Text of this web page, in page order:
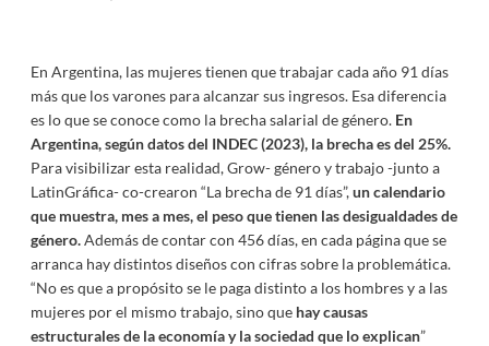
En Argentina, las mujeres tienen que trabajar cada año 91 días
más que los varones para alcanzar sus ingresos. Esa diferencia
es lo que se conoce como la brecha salarial de género. En
Argentina, según datos del INDEC (2023), la brecha es del 25%.
Para visibilizar esta realidad, Grow- género y trabajo -junto a
LatinGráfica- co-crearon “La brecha de 91 días”,un calendario
que muestra, mes a mes, el peso que tienen las desigualdades de
género.Además de contar con 456 días, en cada página que se
arranca hay distintos diseños con cifras sobre la problemática.
“No es que a propósito se le paga distinto a los hombres y a las
mujeres por el mismo trabajo, sino que hay causas
estructurales de la economía y la sociedad que lo explican”